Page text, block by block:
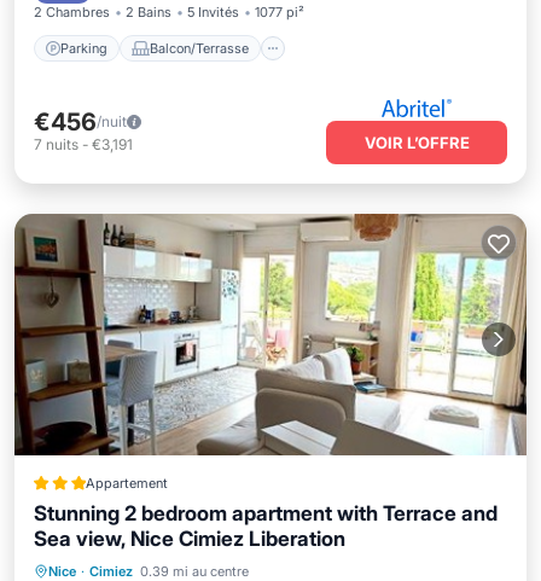
2 Chambres 2 Bains 5 Invités 1077 pi²
Parking Balcon/Terrasse
€456/nuit
7 nuits - €3,191 VOIR L’OFFRE
Appartement
Stunning 2 bedroom apartment with Terrace and
Sea view, Nice Cimiez Liberation
Nice · Cimiez 0.39 mi au centre
Front de mer Parking